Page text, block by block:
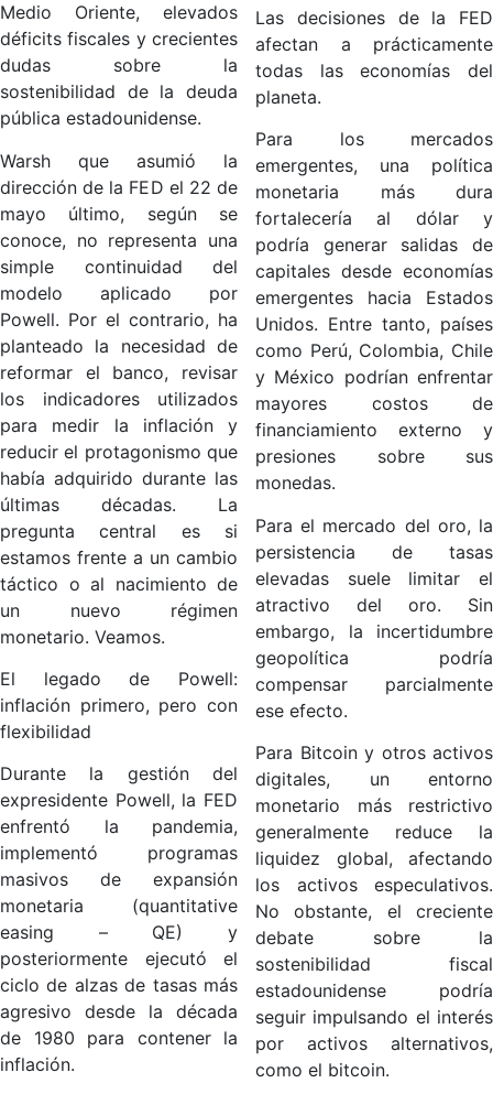
Medio Oriente, elevados
déficits fiscales y crecientes
dudas sobre la
sostenibilidad de la deuda
pública estadounidense.
Warsh que asumió la
dirección de la FED el 22 de
mayo último, según se
conoce, no representa una
simple continuidad del
modelo aplicado por
Powell. Por el contrario, ha
planteado la necesidad de
reformar el banco, revisar
los indicadores utilizados
para medir la inflación y
reducir el protagonismo que
había adquirido durante las
últimas décadas. La
pregunta central es si
estamos frente a un cambio
táctico o al nacimiento de
un nuevo régimen
monetario. Veamos.
El legado de Powell:
inflación primero, pero con
flexibilidad
Durante la gestión del
expresidente Powell, la FED
enfrentó la pandemia,
implementó programas
masivos de expansión
monetaria (quantitative
easing – QE) y
posteriormente ejecutó el
ciclo de alzas de tasas más
agresivo desde la década
de 1980 para contener la
inflación.
Las decisiones de la FED
afectan a prácticamente
todas las economías del
planeta.
Para los mercados
emergentes, una política
monetaria más dura
fortalecería al dólar y
podría generar salidas de
capitales desde economías
emergentes hacia Estados
Unidos. Entre tanto, países
como Perú, Colombia, Chile
y México podrían enfrentar
mayores costos de
financiamiento externo y
presiones sobre sus
monedas.
Para el mercado del oro, la
persistencia de tasas
elevadas suele limitar el
atractivo del oro. Sin
embargo, la incertidumbre
geopolítica podría
compensar parcialmente
ese efecto.
Para Bitcoin y otros activos
digitales, un entorno
monetario más restrictivo
generalmente reduce la
liquidez global, afectando
los activos especulativos.
No obstante, el creciente
debate sobre la
sostenibilidad fiscal
estadounidense podría
seguir impulsando el interés
por activos alternativos,
como el bitcoin.